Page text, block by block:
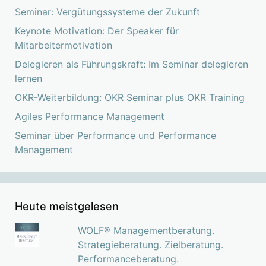
Seminar: Vergütungssysteme der Zukunft
Keynote Motivation: Der Speaker für
Mitarbeitermotivation
Delegieren als Führungskraft: Im Seminar delegieren
lernen
OKR-Weiterbildung: OKR Seminar plus OKR Training
Agiles Performance Management
Seminar über Performance und Performance
Management
Heute meistgelesen
WOLF® Managementberatung.
Strategieberatung. Zielberatung.
Performanceberatung.